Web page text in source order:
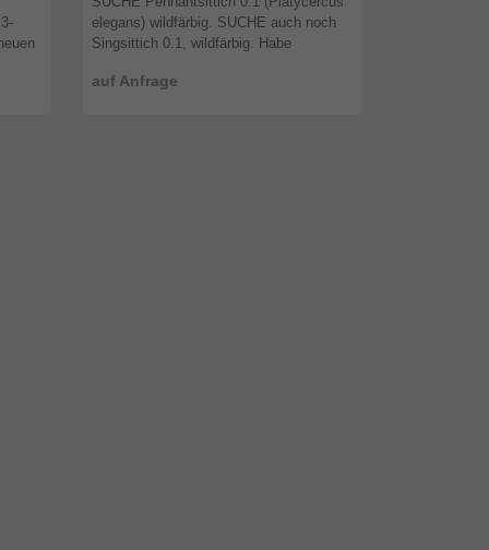
auf Anfrage
elegans) wildfärbig. SUCHE auch noch
Singsittich 0.1, wildfärbig. Habe
abgeben - bei Interesse bitte meld ...